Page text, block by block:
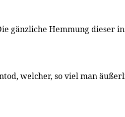
gänzliche Hemmung dieser
welcher, so viel man